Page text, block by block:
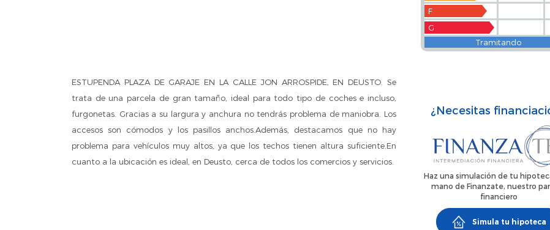
F
G
Tramitando
ESTUPENDA PLAZA DE GARAJE EN LA CALLE JON ARROSPIDE, EN DEUSTO. Se
trata de una parcela de gran tamaño, ideal para todo tipo de coches e incluso,
furgonetas. Gracias a su largura y anchura no tendrás problema de maniobra. Los
accesos son cómodos y los pasillos anchos.Además, destacamos que no hay
problema para vehículos muy altos, ya que los techos tienen altura suficiente.En
cuanto a la ubicación es ideal, en Deusto, cerca de todos los comercios y servicios.
¿Necesitas
Haz una simulación de tu
mano de Finanzate, nuestro
financiero
Simula tu hipoteca